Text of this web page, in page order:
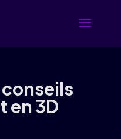
conseils
en 3D